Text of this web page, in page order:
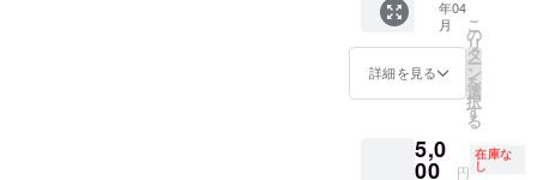
ゲーム
内クレ
ジット
表記
ほしい
お名前
ン入り
本1冊
・サン
クス
カー
ド ・
内クレ
ジット
年04
月
詳細を見る
こ
の
リ
タ
ー
ン
を
選
択
す
る
5,0
00 円
在庫な
し